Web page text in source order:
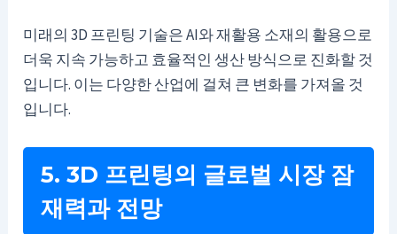
미래의 3D 프린팅 기술은 AI와 재활용 소재의 활용으로
더욱 지속 가능하고 효율적인 생산 방식으로 진화할 것
입니다. 이는 다양한 산업에 걸쳐 큰 변화를 가져올 것
입니다.
5. 3D 프린팅의 글로벌 시장 잠
재력과 전망